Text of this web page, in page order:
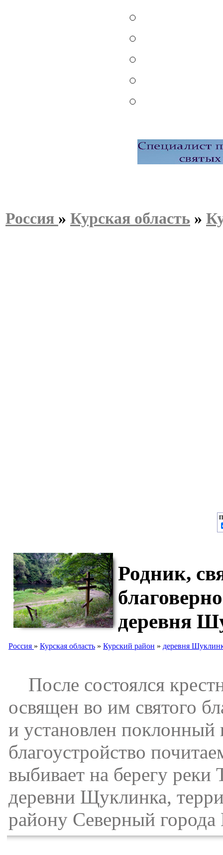
Россия » Курская область »
Родник,
деревня
Россия » Курская область » Курский район » деревня
После состоялся
освящен во им святого
и установлен поклонный
благоустройство
выбивает на берегу
деревни Щуклинка,
району Северный города